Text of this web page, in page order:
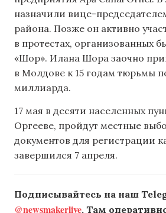
назначили вице-
района. Позже он активно
в протестах, организованных
«Шор». Илана Шора заочно
в Молдове к 15 годам тюрьмы
миллиарда.
17 мая в десяти населенных
Оргееве, пройдут местные
документов для регистрации
завершился 7 апреля.
Подписывайтесь на наш
@newsmakerlive. Там